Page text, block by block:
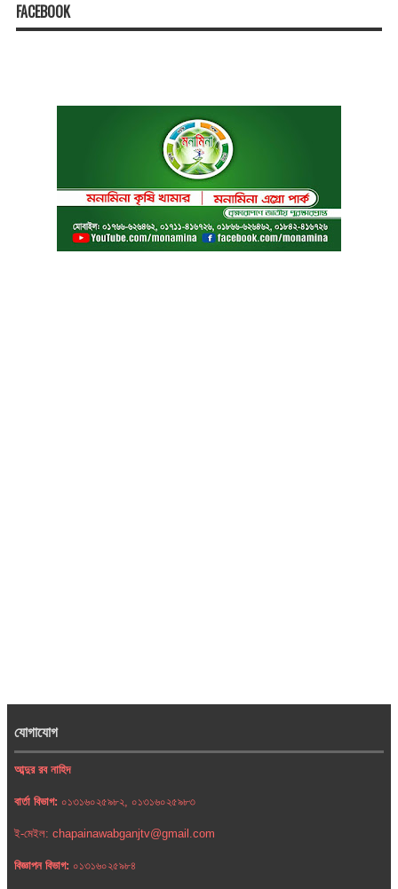
FACEBOOK
যোগাযোগ
আব্দুর রব নাহিদ
বার্তা বিভাগ: ০১৩১৬০২৫৯৮২, ০১৩১৬০২৫৯৮৩
ই-মেইল: chapainawabganjtv@gmail.com
বিজ্ঞাপন বিভাগ: ০১৩১৬০২৫৯৮৪